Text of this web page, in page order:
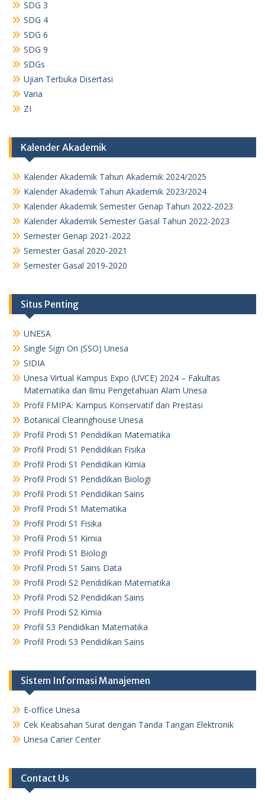
SDG 3
SDG 4
SDG 6
SDG 9
SDGs
Ujian Terbuka Disertasi
Varia
ZI
Kalender Akademik
Kalender Akademik Tahun Akademik 2024/2025
Kalender Akademik Tahun Akademik 2023/2024
Kalender Akademik Semester Genap Tahun 2022-2023
Kalender Akademik Semester Gasal Tahun 2022-2023
Semester Genap 2021-2022
Semester Gasal 2020-2021
Semester Gasal 2019-2020
Situs Penting
UNESA
Single Sign On (SSO) Unesa
SIDIA
Unesa Virtual Kampus Expo (UVCE) 2024 – Fakultas
Matematika dan Ilmu Pengetahuan Alam Unesa
Profil FMIPA: Kampus Konservatif dan Prestasi
Botanical Clearinghouse Unesa
Profil Prodi S1 Pendidikan Matematika
Profil Prodi S1 Pendidikan Fisika
Profil Prodi S1 Pendidikan Kimia
Profil Prodi S1 Pendidikan Biologi
Profil Prodi S1 Pendidikan Sains
Profil Prodi S1 Matematika
Profil Prodi S1 Fisika
Profil Prodi S1 Kimia
Profil Prodi S1 Biologi
Profil Prodi S1 Sains Data
Profil Prodi S2 Pendidikan Matematika
Profil Prodi S2 Pendidikan Sains
Profil Prodi S2 Kimia
Profil S3 Pendidikan Matematika
Profil Prodi S3 Pendidikan Sains
Sistem Informasi Manajemen
E-office Unesa
Cek Keabsahan Surat dengan Tanda Tangan Elektronik
Unesa Carier Center
Contact Us